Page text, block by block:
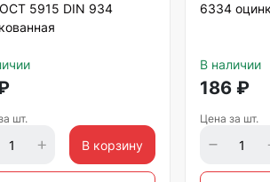
5915 DIN 934
шт.
В корзину
6334
В наличии
186₽
Цена за шт.